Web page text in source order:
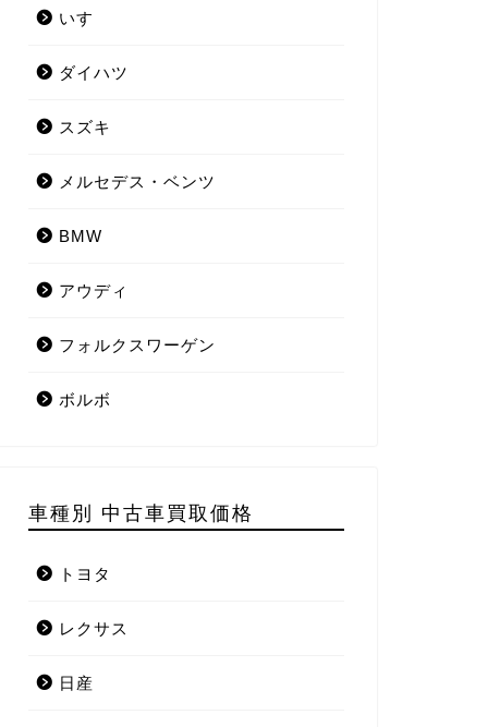
いすゞ
ダイハツ
スズキ
メルセデス・ベンツ
BMW
アウディ
フォルクスワーゲン
ボルボ
車種別 中古車買取価格
トヨタ
レクサス
日産